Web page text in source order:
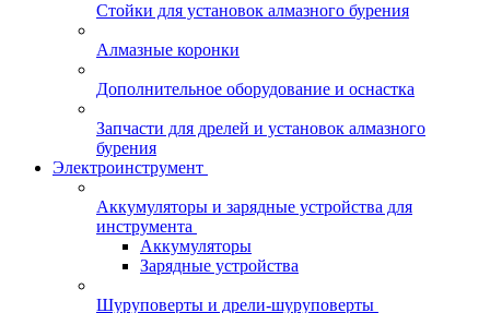
Стойки для установок алмазного бурения
Алмазные коронки
Дополнительное оборудование и оснастка
Запчасти для дрелей и установок алмазного
бурения
Электроинструмент
Аккумуляторы и зарядные устройства для
инструмента
Аккумуляторы
Зарядные устройства
Шуруповерты и дрели-шуруповерты